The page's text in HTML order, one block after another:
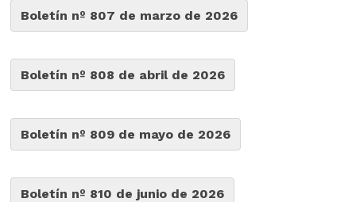
Boletín nº 807 de marzo de 2026
Boletín nº 808 de abril de 2026
Boletín nº 809 de mayo de 2026
Boletín nº 810 de junio de 2026